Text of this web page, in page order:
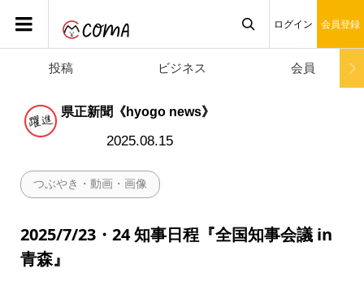
ログイン 会員登録
投稿 ビジネス 会員
県正新聞《hyogo news》
2025.08.15
つぶやき・動画・画像
2025/7/23・24 知事日程『全国知事会議 in
青森』